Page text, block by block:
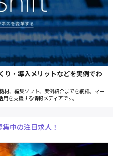
り・導入メリットなどを実例でわ
材、編集ソフト、実例紹介までを網羅。マー
を支援する情報メディアです。
中の注目求人！